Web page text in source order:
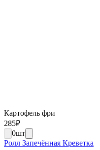
Картофель фри
285₽
0шт
Ролл Запечённая Креветка